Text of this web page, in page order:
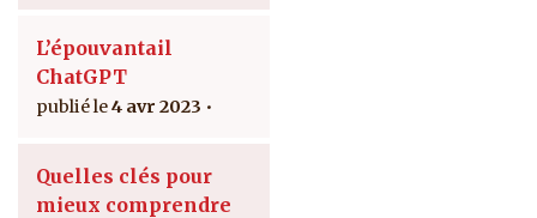
L’épouvantail
ChatGPT
4 avr 2023
Quelles clés pour
mieux comprendre